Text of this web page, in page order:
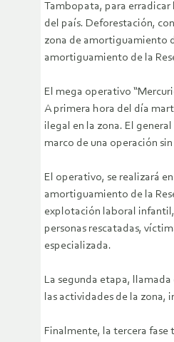
Tambopata, para erradicar
del país. Deforestación,
zona de amortiguamiento
amortiguamiento de la
El mega operativo
A primera hora del día
ilegal en la zona. El
marco de una operación
El operativo, se realizará
amortiguamiento de la
explotación laboral infantil,
personas rescatadas,
especializada.
La segunda etapa,
las actividades de la zona,
Finalmente, la tercera fase